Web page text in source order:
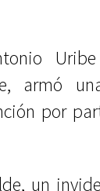
armó
por
un